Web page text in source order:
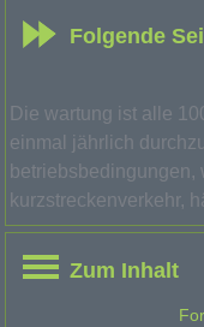
Folgende
Die wartung ist alle
einmal jährlich
betriebsbedingungen,
kurzstreckenverkehr,
Zum Inhalt